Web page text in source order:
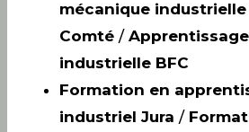
mécanique industrielle
Comté /
industrielle BFC
Formation en
industriel Jura /